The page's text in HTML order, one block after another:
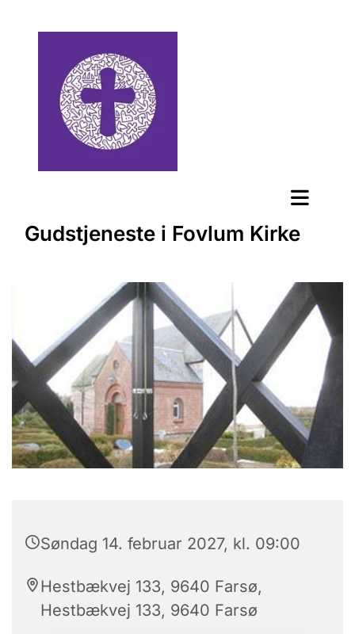
Gudstjeneste i Fovlum Kirke
Søndag 14. februar 2027, kl. 09:00
Hestbækvej 133, 9640 Farsø,
Hestbækvej 133, 9640 Farsø